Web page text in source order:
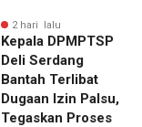
2 hari lalu
Kepala DPMPTSP
Deli Serdang
Bantah Terlibat
Dugaan Izin Palsu,
Tegaskan Proses